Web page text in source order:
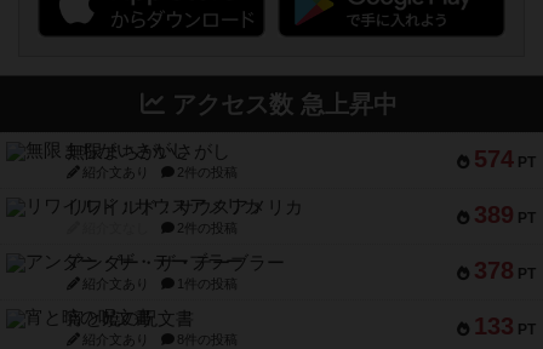
アクセス数 急上昇中
574 PT
無限まちがいさがし
紹介文あり 2件の投稿
389 PT
リワイルド：サウスアメリカ
2件の投稿
378 PT
アンダー・ザ・テーブラー
紹介文あり 1件の投稿
133 PT
宵と暁の呪文書
紹介文あり 8件の投稿